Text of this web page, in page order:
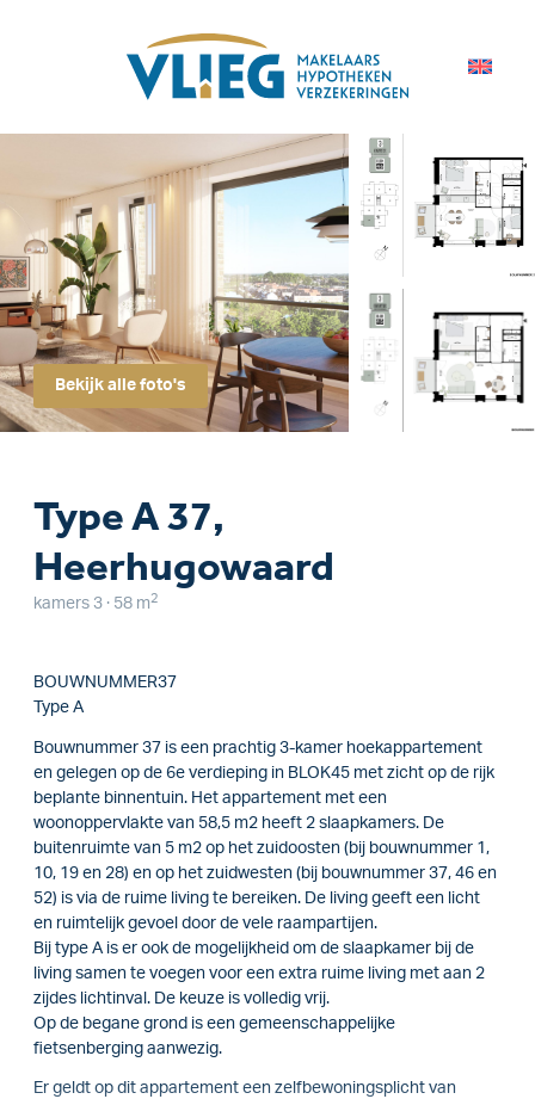
Bekijk alle foto's
Type A 37,
Heerhugowaard
kamers 3 · 58 m 2
BOUWNUMMER37
Type A
Bouwnummer 37 is een prachtig 3-kamer hoekappartement
en gelegen op de 6e verdieping in BLOK45 met zicht op de rijk
beplante binnentuin. Het appartement met een
woonoppervlakte van 58,5 m2 heeft 2 slaapkamers. De
buitenruimte van 5 m2 op het zuidoosten (bij bouwnummer 1,
10, 19 en 28) en op het zuidwesten (bij bouwnummer 37, 46 en
52) is via de ruime living te bereiken. De living geeft een licht
en ruimtelijk gevoel door de vele raampartijen.
Bij type A is er ook de mogelijkheid om de slaapkamer bij de
living samen te voegen voor een extra ruime living met aan 2
zijdes lichtinval. De keuze is volledig vrij.
Op de begane grond is een gemeenschappelijke
fietsenberging aanwezig.
Er geldt op dit appartement een zelfbewoningsplicht van